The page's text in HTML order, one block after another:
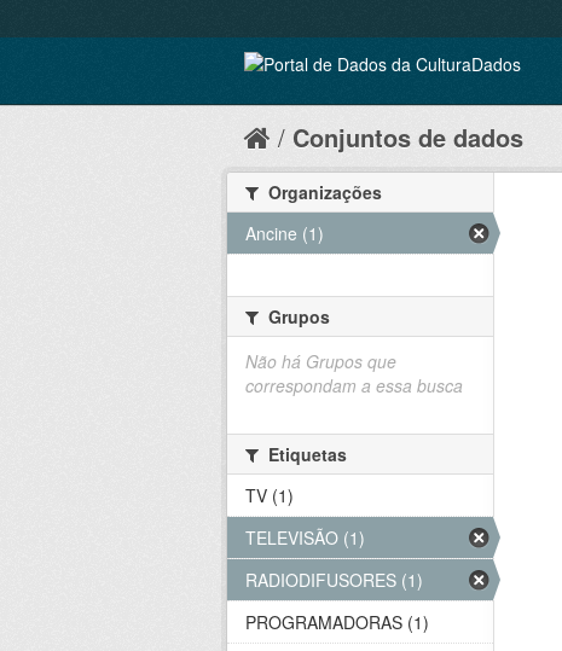
Conjuntos de dados
Organizações
Ancine (1)
Grupos
Não há Grupos que
correspondam a essa busca
Etiquetas
TV (1)
TELEVISÃO (1)
RADIODIFUSORES (1)
PROGRAMADORAS (1)